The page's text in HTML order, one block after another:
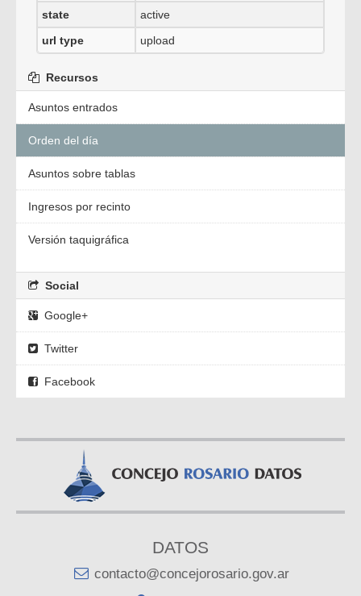
state
active
url type
upload
Recursos
Asuntos entrados
Orden del día
Asuntos sobre tablas
Ingresos por recinto
Versión taquigráfica
Social
Google+
Twitter
Facebook
DATOS
contacto@concejorosario.gov.ar